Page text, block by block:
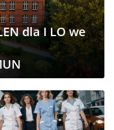
dla I LO we